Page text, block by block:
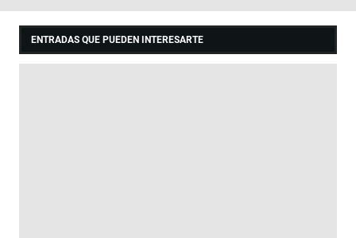
ENTRADAS QUE PUEDEN INTERESARTE